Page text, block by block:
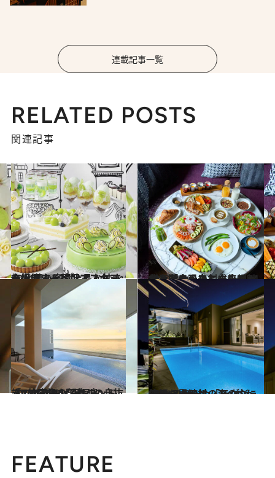
連載記事一覧
RELATED POSTS
関連記事
2024.8.27
主役はシャインマスカット！ 薫り高く上品な甘さを堪能する贅沢アフタヌーンティー3選
旅＆お出かけ 2024.8.20
北海道の過去と未来の魅力を融合したニューフェイス「ホテル創成札幌 Mギャラリーコレクション」
旅＆お出かけ
2024.5.10
コンセプトは“大人の息抜き” 竹富島を望むコンドミニアムリゾート 「VIVOVIVA 石垣島」
旅＆お出かけ 2024.3.26
沖縄・恩納村の森の中に佇む スモール・ラグジュアリーホテル 「Homm Stay Yumiha Okinawa」
旅＆お出かけ
FEATURE